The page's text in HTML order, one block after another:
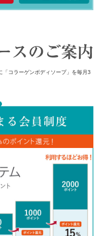
「コラーゲンボディソープ」を毎月3